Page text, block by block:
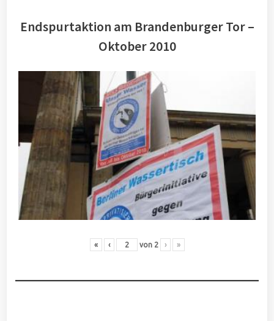
Endspurtaktion am Brandenburger Tor –
Oktober 2010
« ‹ von 2 › »